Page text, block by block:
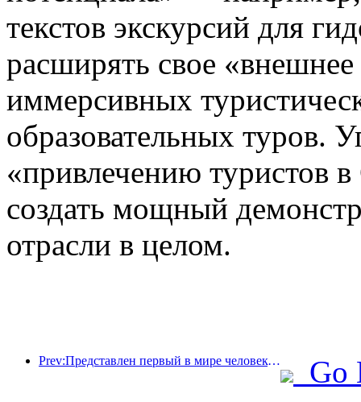
текстов экскурсий для
расширять свое «внешнее
иммерсивных
образовательных туров.
«привлечению туристов
создать мощный
отрасли в целом.
Prev:Представлен первый в мире человекоподобный робот, ориентированный на обслуживание в сфере общественного питания в различных сценариях.
Go